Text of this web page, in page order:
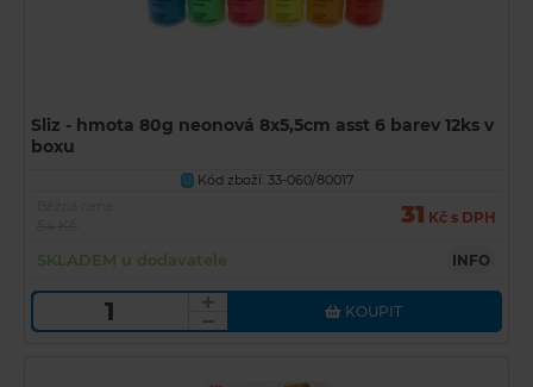
Sliz - hmota 80g neonová 8x5,5cm asst 6 barev 12ks v
boxu
U Kód zboží: 33-060/80017
31 Kč s DPH
SKLADEM u dodavatele INFO
KOUPIT